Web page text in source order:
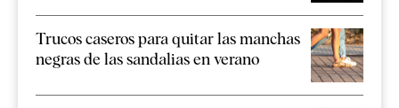
Trucos caseros para quitar las manchas
negras de las sandalias en verano